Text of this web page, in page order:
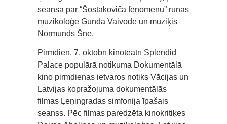
seansa par “Šostakoviča fenomenu” runās
muzikoloģe Gunda Vaivode un mūziķis
Normunds Šnē.
Pirmdien, 7. oktobrī kinoteātrī Splendid
Palace populārā notikuma Dokumentālā
kino pirmdienas ietvaros notiks Vācijas un
Latvijas kopražojuma dokumentālās
filmas Ļeņingradas simfonija īpašais
seanss. Pēc filmas paredzēta kinokritiķes